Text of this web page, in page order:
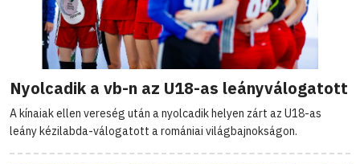
Nyolcadik a vb-n az U18-as leányválogatott
A kínaiak ellen vereség után a nyolcadik helyen zárt az U18-as
leány kézilabda-válogatott a romániai világbajnokságon.